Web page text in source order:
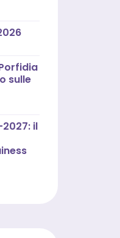
sulle
il